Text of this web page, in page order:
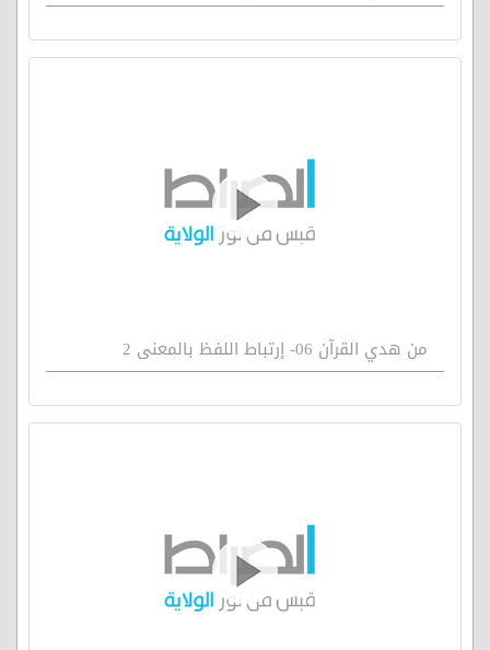
من هدي القرآن 06- إرتباط اللفظ بالمعنى 2